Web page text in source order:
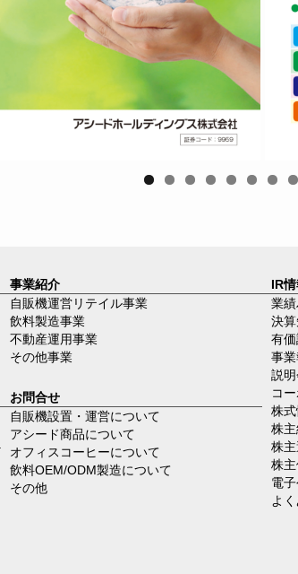
事業紹介
自販機運営リテイル事業
飲料製造事業
不動産運用事業
その他事業
お問合せ
自販機設置・運営について
アシード商品について
オフィスコーヒーについて
飲料OEM/ODM製造について
その他
IR
業
決
有
事
説
コ
株
株
株
株
電
よ